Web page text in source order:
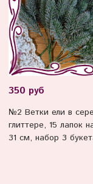
350 руб
№2 Ветки ели в
глиттере, 15 лапок
31 см, набор 3